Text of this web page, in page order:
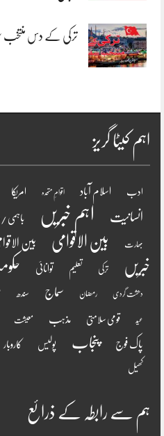
ترکی کے دس منتخب
اہم کیٹا گریز
ادب اسلام آباد اقوامِ متحدہ امریکا
انسانیت اہم خبریں باہمی /
بھارت بین الاقوامی بین
خبریں
ترکی تعلیم توانائی
دھشت گردی رمضان سماج سندھ
عید قومی سلامتی مذہب معیشت
پاک فوج پنجاب پولیس کاروبار
کھیل
ہم سے رابطہ کے ذرائع